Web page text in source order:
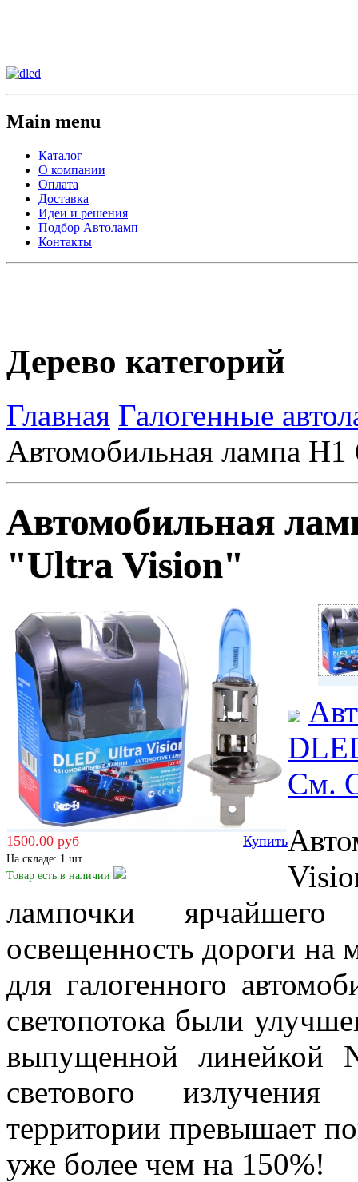
Main menu
Каталог
О компании
Оплата
Доставка
Идеи и решения
Подбор Автоламп
Контакты
Дерево категорий
Главная Галогенные
Автомобильная лампа
Автомобильная
"Ultra Vision"
1500.00 руб Купить
На складе: 1 шт.
Товар есть в наличии
Cм.
лампочки ярчайшего
освещенность дороги на
для галогенного
светопотока были
выпущенной линейкой
светового
территории превышает
уже более чем на 150%!